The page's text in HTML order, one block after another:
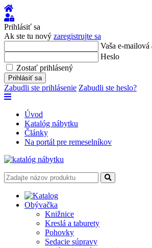
Úvod
Prihlásiť
sa
Prihlásiť sa
Ak ste tu nový zaregistrujte sa
Vaša e-mailová
Heslo
Zostať prihlásený
Prihlásiť sa
Zabudli ste prihlásenie Zabudli ste heslo?
Úvod
Katalóg nábytku
Články
Na portál pre remeselníkov
Obývačka
Knižnice
Kreslá a taburety
Pohovky
Sedacie súpravy